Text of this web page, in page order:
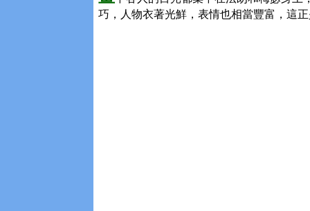
巧，人物衣著光鮮，表情也相當豐富，這